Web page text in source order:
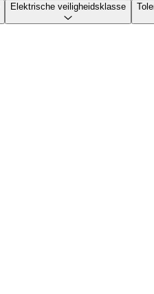
Elektrische veiligheidsklasse